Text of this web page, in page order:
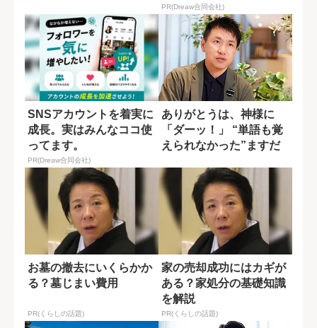
PR(Dreaw合同会社)
SNSアカウントを着実に
成長。実はみんなココ使
ってます。
PR(Dreaw合同会社)
ありがとうは、神様に
「ダーッ！」 “単語も覚
えられなかった”ますだ
お墓の撤去にいくらかか
る？墓じまい費用
PR(くらしの話題)
家の売却成功にはカギが
ある？家処分の基礎知識
を解説
PR(くらしの話題)